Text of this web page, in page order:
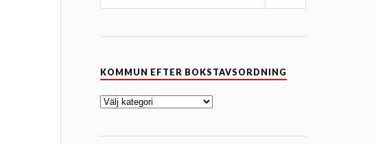
KOMMUN EFTER BOKSTAVSORDNING
e